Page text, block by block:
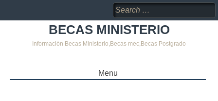
Search
for:
BECAS MINISTERIO
Información Becas Ministerio,Becas mec,Becas Postgrado
Menu